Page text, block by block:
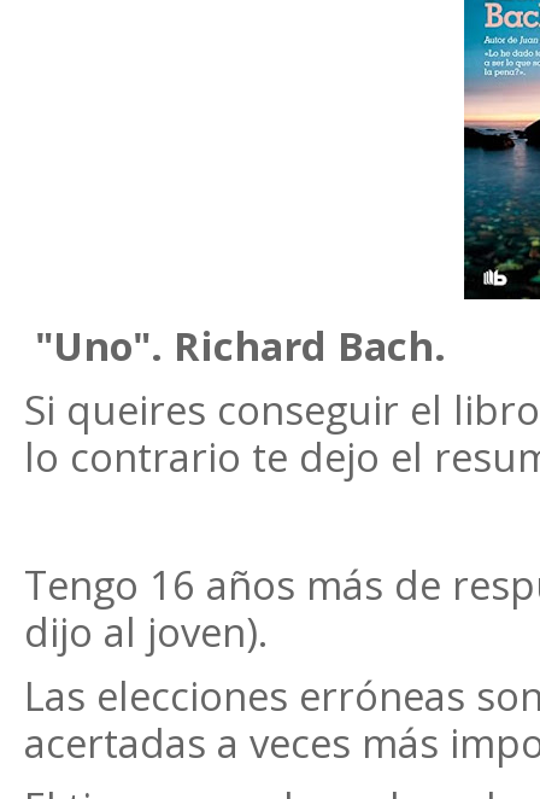
"Uno". Richard Bach.
Si queires conseguir el
lo contrario te dejo el
Tengo 16 años más de
dijo al joven).
Las elecciones erróneas
acertadas a veces más